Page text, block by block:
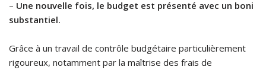
– Une nouvelle fois, le budget est présenté avec un boni
substantiel.
Grâce à un travail de contrôle budgétaire particulièrement
rigoureux, notamment par la maîtrise des frais de